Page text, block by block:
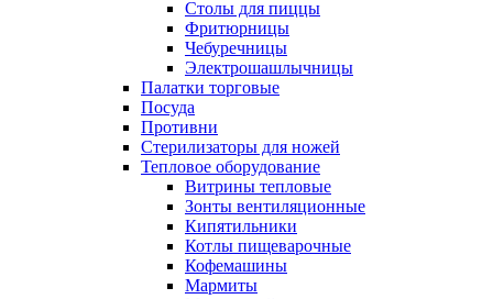
Столы для пиццы
Фритюрницы
Чебуречницы
Электрошашлычницы
Палатки торговые
Посуда
Противни
Стерилизаторы для ножей
Тепловое оборудование
Витрины тепловые
Зонты вентиляционные
Кипятильники
Котлы пищеварочные
Кофемашины
Мармиты